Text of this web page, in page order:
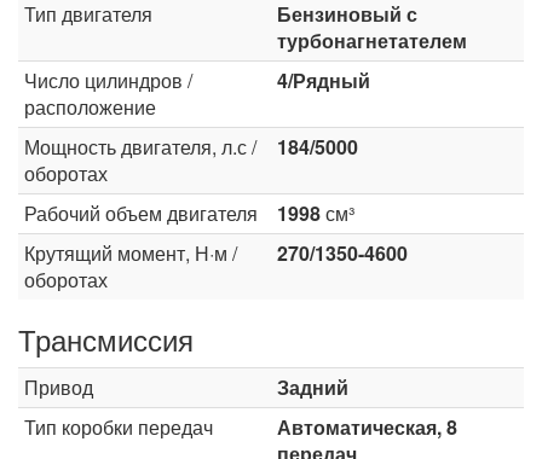
Тип двигателя
Бензиновый с
турбонагнетателем
Число цилиндров /
расположение
4/Рядный
Мощность двигателя, л.с /
оборотах
184/5000
Рабочий объем двигателя 1998см³
Крутящий момент, Н·м /
оборотах
270/1350-4600
Трансмиссия
Привод
Задний
Тип коробки передач
Автоматическая, 8